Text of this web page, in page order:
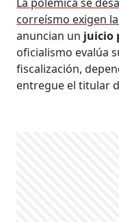
correísmo exigen la
anuncian un juicio
oficialismo evalúa
fiscalización,
entregue el titular